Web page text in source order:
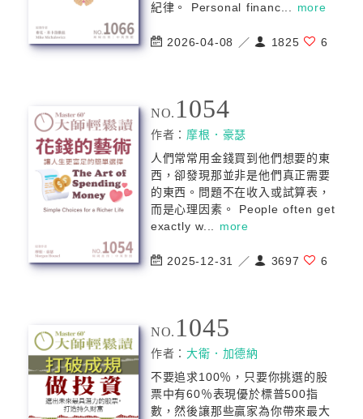
紀律。 Personal financ... more
2026-04-08 ／ 1825 6
NO. 1054
作者： 摩根．豪瑟
人們常常用金錢買到他們想要的東
西，卻發現那並非是他們真正需要
的東西。問題不在收入或試算表，
而是心理因素。 People often get
exactly w... more
2025-12-31 ／ 3697 6
NO. 1045
作者：大衛．加德納
不要追求100％，只要你挑選的股
票中有60％表現優於標普500指
數，然後讓那些贏家為你帶來最大